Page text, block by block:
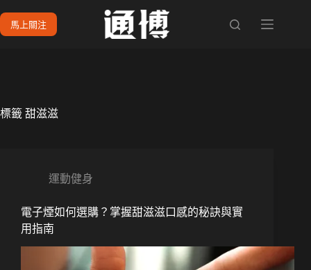
馬上關注
標籤 甜滋滋
運動健身
電子煙如何選購？掌握甜滋滋口感的秘訣與實
用指南